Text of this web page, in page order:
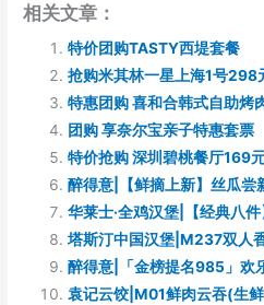
相关文章：
特价团购TASTY西堤套餐
抢购米其林一星上海1号298
特惠团购 喜和合韩式自助烤
团购 享奈尔宝亲子特惠套票
特价抢购 深圳碧桃餐厅169
醉得意|【鲜摘上新】丝瓜尝
华莱士·全鸡汉堡|【经典八
塔斯汀中国汉堡|M237双人
醉得意|「金榜提名985」欢
袁记云饺|M01鲜肉云吞(生